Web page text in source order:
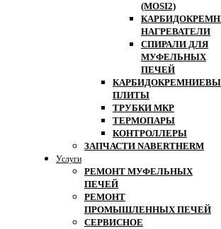
(MOSI2)
НАГРЕВАТЕЛИ
СПИРАЛИ ДЛЯ
МУФЕЛЬНЫХ
ПЕЧЕЙ
ПЛИТЫ
ТРУБКИ МКР
ТЕРМОПАРЫ
КОНТРОЛЛЕРЫ
ЗАПЧАСТИ NABERTHERM
Услуги
РЕМОНТ МУФЕЛЬНЫХ
ПЕЧЕЙ
РЕМОНТ
ПРОМЫШЛЕННЫХ ПЕЧЕЙ
СЕРВИСНОЕ